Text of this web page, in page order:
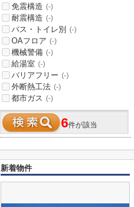
免震構造 (-)
耐震構造 (-)
バス・トイレ別 (-)
OAフロア (-)
機械警備 (-)
給湯室 (-)
バリアフリー (-)
外断熱工法 (-)
都市ガス (-)
6件が該当
新着物件